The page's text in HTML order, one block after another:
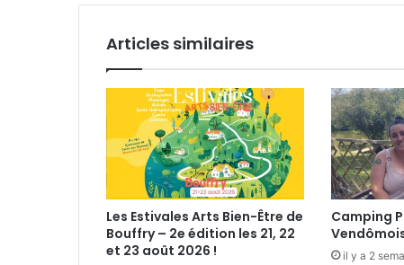
»
d
e
s
c
a
T
r
Articles similaires
Les Estivales Arts Bien-Être de
Bouffry – 2e édition les 21, 22
et 23 août 2026 !
Camping
il y a 2